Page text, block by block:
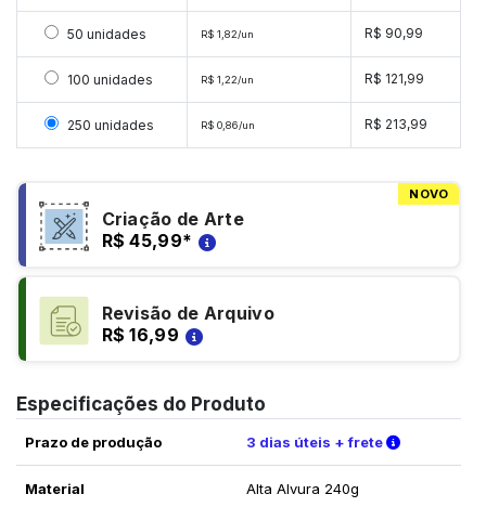
Selecionar 50 unidades
50 unidades R$ 1,82/un R$ 90,99
Selecionar 100 unidades
100 unidades R$ 1,22/un R$ 121,99
Selecionar 250 unidades
250 unidades R$ 0,86/un R$ 213,99
NOVO
Criação de Arte
R$ 45,99*
Revisão de Arquivo
R$ 16,99
Especificações do Produto
Prazo de produção 3 dias úteis + frete Verifique
Material Alta Alvura 240g